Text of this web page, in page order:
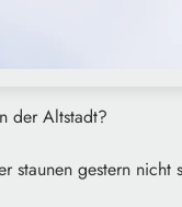
der Altstadt?
staunen gestern nicht